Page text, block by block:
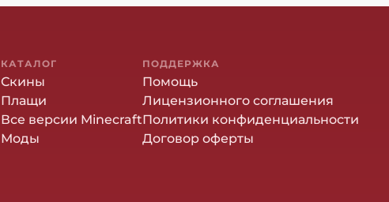
КАТАЛОГ
Скины
Плащи
Все версии Minecraft
Моды
ПОДДЕРЖКА
Помощь
Лицензионного соглашения
Политики конфиденциальности
Договор оферты